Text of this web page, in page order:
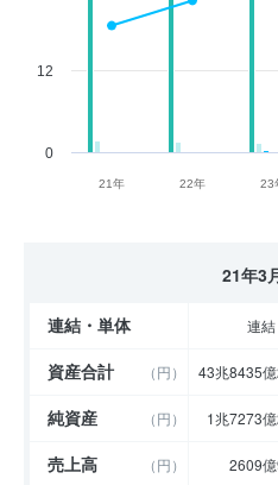
21年 22年 23
0
12
21年3
連結・単体 連結
資産合計 （円） 43兆8435
純資産 （円） 1兆7273
売上高 （円） 2609